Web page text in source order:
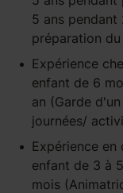
5 ans pendant
préparation
Expérience
enfant de 6
an (Garde
journées/
Expérience en
enfant de 3 à
mois